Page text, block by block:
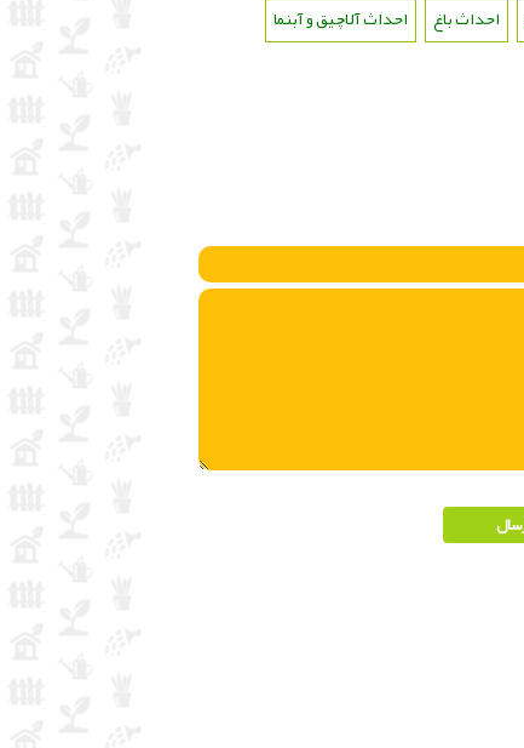
احداث باغ احداث آلاچیق و آبنما